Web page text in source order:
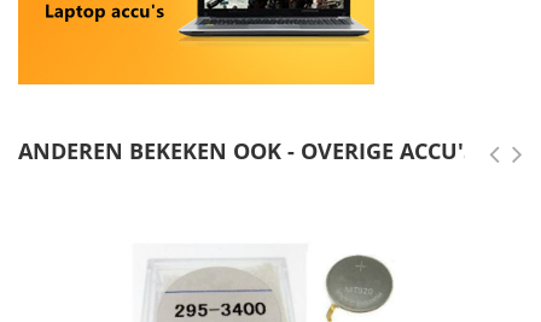
ANDEREN BEKEKEN OOK - OVERIGE ACCU'S